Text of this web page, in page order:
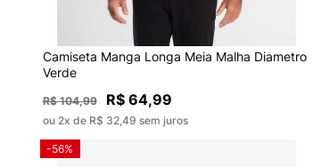
Camiseta Manga Longa Meia Malha Diametro
Verde
R$ 104,99 R$ 64,99
ou 2x de R$ 32,49 sem juros
-56%